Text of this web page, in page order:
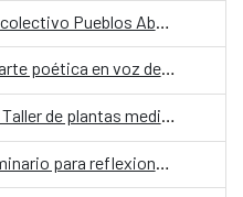
Rosabetty Múñoz, poeta del colectivo Pueblos Abandonados: “No queremos ir a Santiago a buscar reconocimiento”
“Escritoras del Siglo de Oro: arte poética en voz de mujer”, una clínica o taller de formación previo al IX Festival de Verso Clásico
Germinando Nuestro Barrio: Taller de plantas medicinales y ungüentos